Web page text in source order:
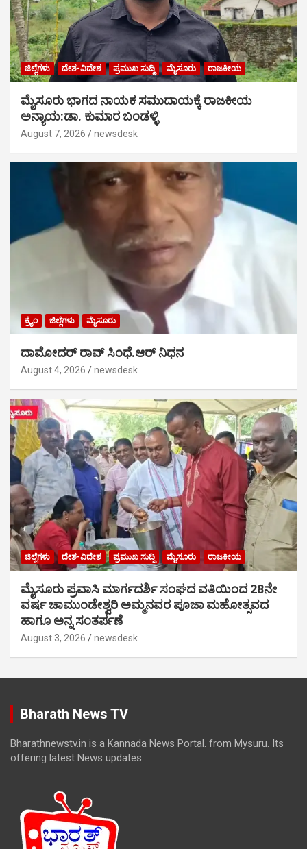
ಜಿಲ್ಲೆಗಳು ದೇಶ-ವಿದೇಶ ಪ್ರಮುಖ ಸುದ್ದಿ ಮೈಸೂರು ರಾಜಕೀಯ
ಮೈಸೂರು ಭಾಗದ ನಾಯಕ ಸಮುದಾಯಕ್ಕೆ ರಾಜಕೀಯ
ಅನ್ಯಾಯ:ಡಾ. ಕುಮಾರ ಬಂಡಳ್ಳಿ
August 7, 2026 newsdesk
ಕ್ರೈಂ ಜಿಲ್ಲೆಗಳು ಮೈಸೂರು
ದಾಮೋದರ್ ರಾವ್ ಸಿಂಧೆ.ಆರ್ ನಿಧನ
August 4, 2026 newsdesk
ಜಿಲ್ಲೆಗಳು ದೇಶ-ವಿದೇಶ ಪ್ರಮುಖ ಸುದ್ದಿ ಮೈಸೂರು ರಾಜಕೀಯ
ಮೈಸೂರು ಪ್ರವಾಸಿ ಮಾರ್ಗದರ್ಶಿ ಸಂಘದ ವತಿಯಿಂದ 28ನೇ
ವರ್ಷ ಚಾಮುಂಡೇಶ್ವರಿ ಅಮ್ಮನವರ ಪೂಜಾ ಮಹೋತ್ಸವದ
ಹಾಗೂ ಅನ್ನ ಸಂತರ್ಪಣೆ
August 3, 2026 newsdesk
Bharath News TV
Bharathnewstv.in is a Kannada News Portal. from Mysuru. Its
offering latest News updates.